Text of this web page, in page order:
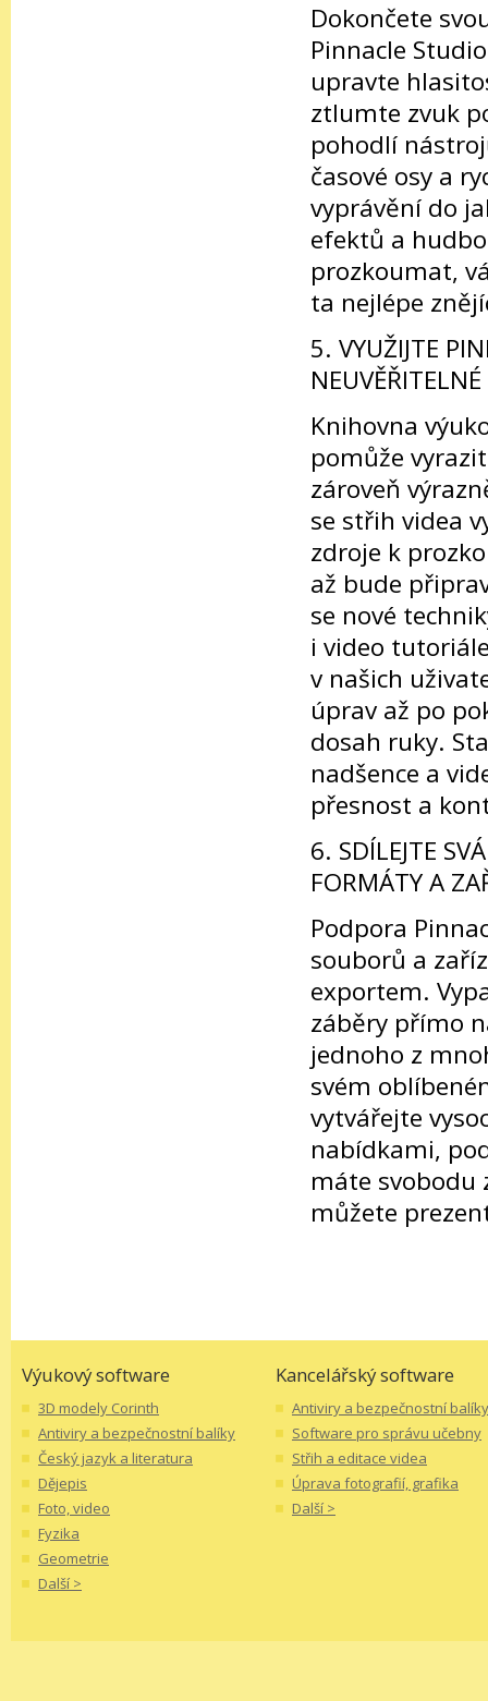
Dokončete
Pinnacle
upravte
ztlumte zvuk
pohodlí
časové osy a
vyprávění do
efektů a
prozkoumat,
ta nejlépe
5. VYUŽIJTE
Knihovna
pomůže
zároveň
se střih videa
zdroje k
až bude
se nové
i video
v našich
úprav až po
dosah ruky.
nadšence a
přesnost a
6. SDÍLEJTE
FORMÁTY A
Podpora
souborů a
exportem.
záběry přímo
jednoho z
svém
vytvářejte
nabídkami,
máte svobodu
můžete
Výukový software
3D modely Corinth
Antiviry a bezpečnostní balíky
Český jazyk a literatura
Dějepis
Foto, video
Fyzika
Geometrie
Další >
Kancelářský software
Antiviry a bezpečnostní balíky
Software pro správu učebny
Střih a editace videa
Úprava fotografií, grafika
Další >